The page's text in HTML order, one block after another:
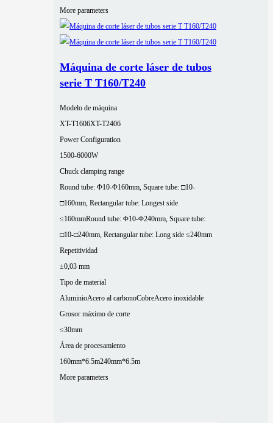
More parameters
Máquina de corte láser de tubos
serie T T160/T240
Modelo de máquina
XT-T1606XT-T2406
Power Configuration
1500-6000W
Chuck clamping range
Round tube: Φ10-Φ160mm, Square tube: □10-
□160mm, Rectangular tube: Longest side
≤160mmRound tube: Φ10-Φ240mm, Square tube:
□10-□240mm, Rectangular tube: Long side ≤240mm
Repetitividad
±0,03 mm
Tipo de material
AluminioAcero al carbonoCobreAcero inoxidable
Grosor máximo de corte
≤30mm
Área de procesamiento
160mm*6.5m240mm*6.5m
More parameters